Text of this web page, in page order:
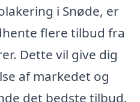
i Snøde, er
flere tilbud fra
Dette vil give dig
af markedet og
det bedste tilbud.